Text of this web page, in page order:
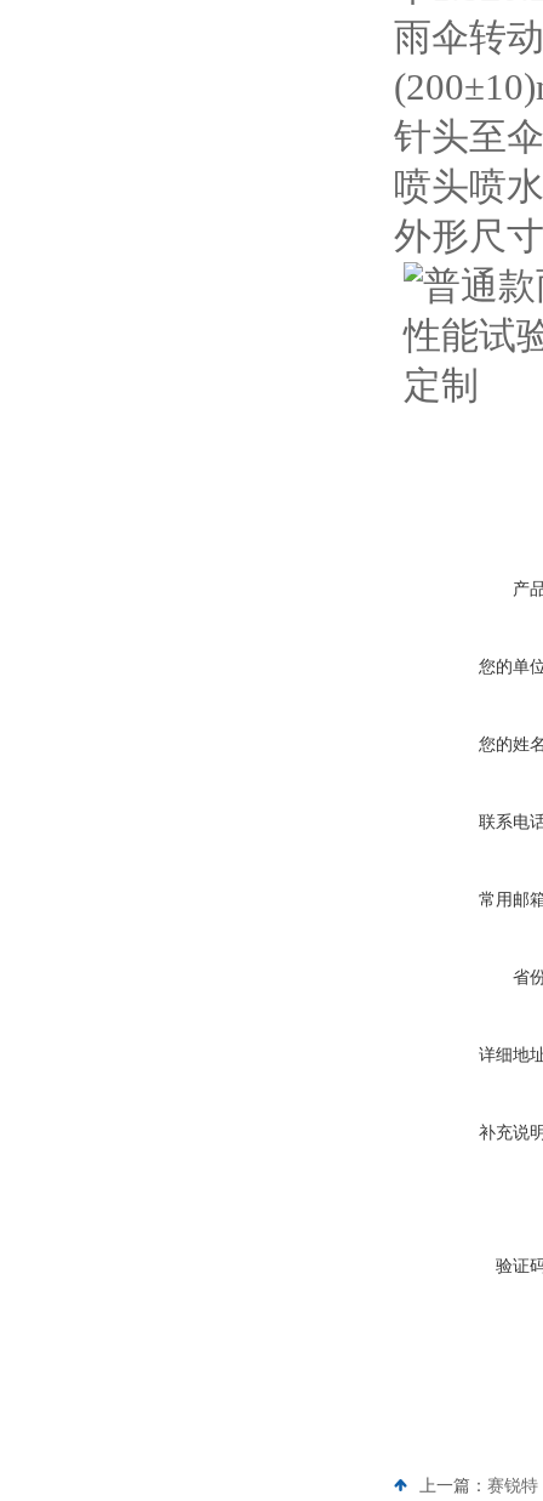
雨伞转
针头至
喷头喷
外形尺
产
您的单
您的姓
联系电
常用邮
省
详细地
补充说
验证
上一篇： 赛锐特